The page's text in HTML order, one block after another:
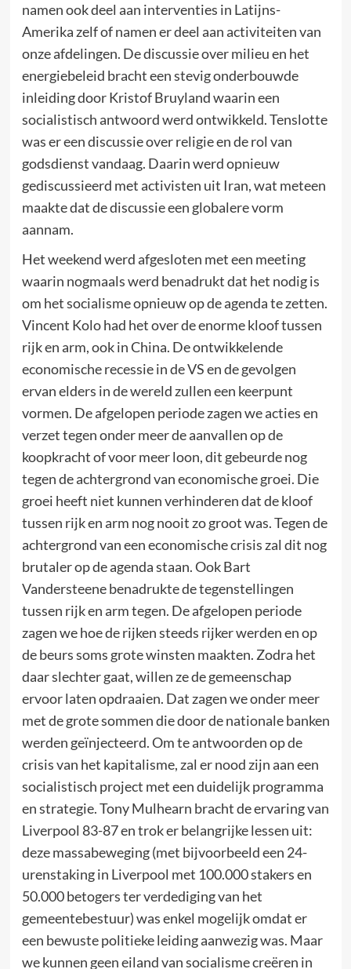
namen ook deel aan interventies in Latijns-
Amerika zelf of namen er deel aan activiteiten van
onze afdelingen. De discussie over milieu en het
energiebeleid bracht een stevig onderbouwde
inleiding door Kristof Bruyland waarin een
socialistisch antwoord werd ontwikkeld. Tenslotte
was er een discussie over religie en de rol van
godsdienst vandaag. Daarin werd opnieuw
gediscussieerd met activisten uit Iran, wat meteen
maakte dat de discussie een globalere vorm
aannam.
Het weekend werd afgesloten met een meeting
waarin nogmaals werd benadrukt dat het nodig is
om het socialisme opnieuw op de agenda te zetten.
Vincent Kolo had het over de enorme kloof tussen
rijk en arm, ook in China. De ontwikkelende
economische recessie in de VS en de gevolgen
ervan elders in de wereld zullen een keerpunt
vormen. De afgelopen periode zagen we acties en
verzet tegen onder meer de aanvallen op de
koopkracht of voor meer loon, dit gebeurde nog
tegen de achtergrond van economische groei. Die
groei heeft niet kunnen verhinderen dat de kloof
tussen rijk en arm nog nooit zo groot was. Tegen de
achtergrond van een economische crisis zal dit nog
brutaler op de agenda staan. Ook Bart
Vandersteene benadrukte de tegenstellingen
tussen rijk en arm tegen. De afgelopen periode
zagen we hoe de rijken steeds rijker werden en op
de beurs soms grote winsten maakten. Zodra het
daar slechter gaat, willen ze de gemeenschap
ervoor laten opdraaien. Dat zagen we onder meer
met de grote sommen die door de nationale banken
werden geïnjecteerd. Om te antwoorden op de
crisis van het kapitalisme, zal er nood zijn aan een
socialistisch project met een duidelijk programma
en strategie. Tony Mulhearn bracht de ervaring van
Liverpool 83-87 en trok er belangrijke lessen uit:
deze massabeweging (met bijvoorbeeld een 24-
urenstaking in Liverpool met 100.000 stakers en
50.000 betogers ter verdediging van het
gemeentebestuur) was enkel mogelijk omdat er
een bewuste politieke leiding aanwezig was. Maar
we kunnen geen eiland van socialisme creëren in